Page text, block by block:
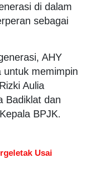
di dalam
sebagai
AHY
untuk memimpin
Aulia
Badiklat dan
BPJK.
Usai